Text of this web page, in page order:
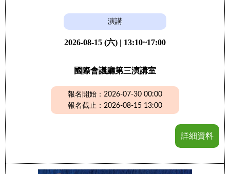
演講
2026-08-15 (六) | 13:10~17:00
國際會議廳第三演講室
報名開始：2026-07-30 00:00
報名截止：2026-08-15 13:00
詳細資料